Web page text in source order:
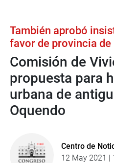
También aprobó
favor de provincia de
Comisión de
propuesta para
urbana de
Oquendo
Centro de
12 May 2021 |